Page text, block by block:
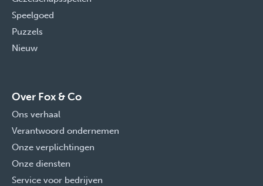
Speelgoed
Puzzels
Nieuw
Over Fox & Co
Ons verhaal
Verantwoord ondernemen
Onze verplichtingen
Onze diensten
Service voor bedrijven